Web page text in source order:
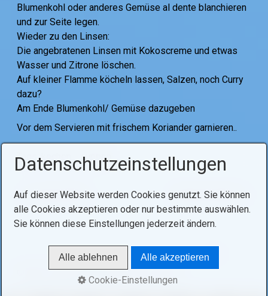
Blumenkohl oder anderes Gemüse al dente blanchieren
und zur Seite legen.
Wieder zu den Linsen:
Die angebratenen Linsen mit Kokoscreme und etwas
Wasser und Zitrone löschen.
Auf kleiner Flamme köcheln lassen, Salzen, noch Curry
dazu?
Am Ende Blumenkohl/ Gemüse dazugeben
Vor dem Servieren mit frischem Koriander garnieren..
Tags: suppen
Voriger Artikel Nächster Artikel
© 2021 Ohel Hachidusch V07-03_2026
Datenschutzeinstellungen
Auf dieser Website werden Cookies genutzt. Sie können
alle Cookies akzeptieren oder nur bestimmte auswählen.
Sie können diese Einstellungen jederzeit ändern.
Alle ablehnen Alle akzeptieren
Cookie-Einstellungen